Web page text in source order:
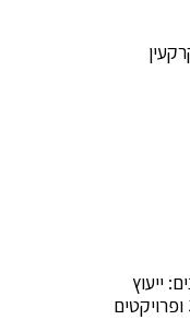
ייעוץ
ברכישת נכסים חדשים, טיפול בתוצאות משפטיות כתוצאה מהפרת חוזה, וליווי בפרויקטים של תמ"א 38 ופרויקטים